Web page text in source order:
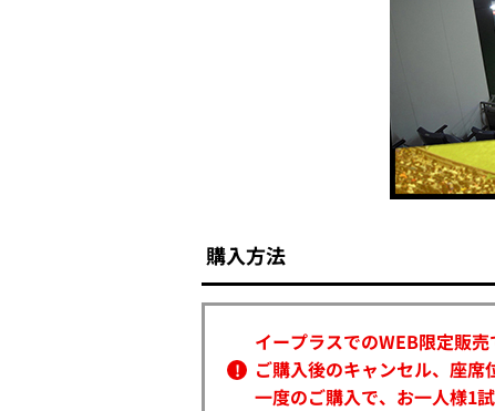
購入方法
イープラスでのWEB限定販
ご購入後のキャンセル、座席
一度のご購入で、お一人様1